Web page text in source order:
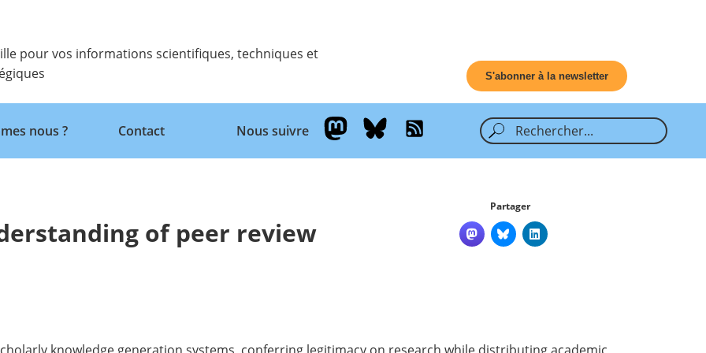
pour vos informations scientifiques, techniques et
S'abonner à la newsletter
Retour
nous ? Contact Nous suivre
of peer review
Partager